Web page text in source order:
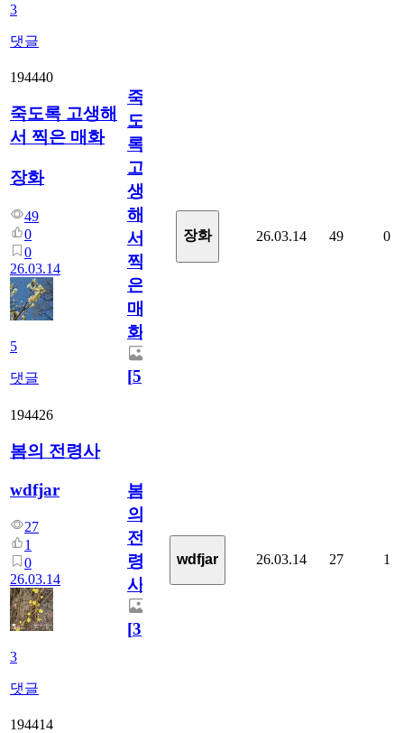
3
댓글
194440
죽도록 고생해
서 찍은 매화
장화
49
0
0
26.03.14
5
댓글
죽
도
록
고
생
해
서
찍
은
매
화
[5]
장화 26.03.14 49 0
194426
봄의 전령사
wdfjar
27
1
0
26.03.14
3
댓글
봄
의
전
령
사
[3]
wdfjar 26.03.14 27 1
194414